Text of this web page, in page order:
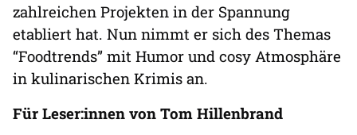
zahlreichen Projekten in der Spannung
etabliert hat. Nun nimmt er sich des Themas
“Foodtrends” mit Humor und cosy Atmosphäre
in kulinarischen Krimis an.
Für Leser:innen von Tom Hillenbrand